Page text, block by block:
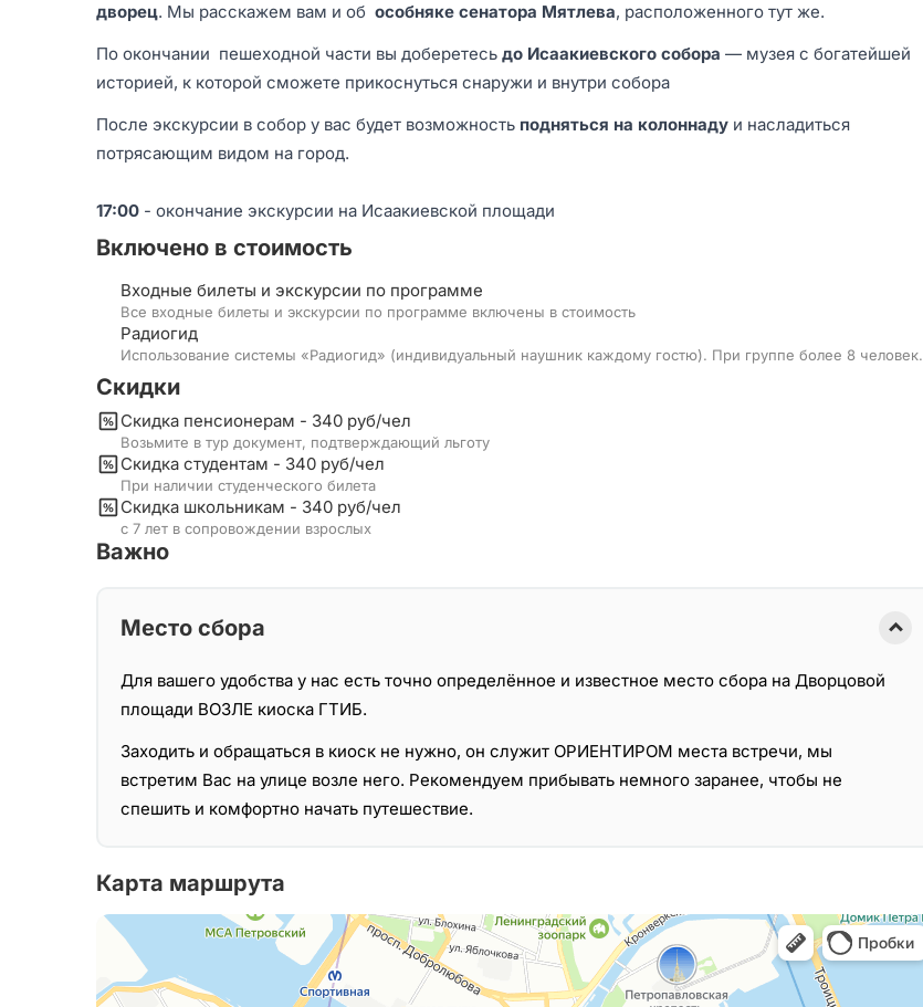
дворец. Мы расскажем вам и об особняке сенатора Мятлева, расположенного тут же.
По окончании пешеходной части вы доберетесь до Исаакиевского собора — музея с богатейшей
историей, к которой сможете прикоснуться снаружи и внутри собора
После экскурсии в собор у вас будет возможность подняться на колоннаду и насладиться
потрясающим видом на город.
17:00 - окончание экскурсии на Исаакиевской площади
Включено в стоимость
Входные билеты и экскурсии по программе
Все входные билеты и экскурсии по программе включены в стоимость
Радиогид
Использование системы «Радиогид» (индивидуальный наушник каждому гостю). При группе более 8 человек.
Скидки
Скидка пенсионерам - 340 руб/чел
Возьмите в тур документ, подтверждающий льготу
Скидка студентам - 340 руб/чел
При наличии студенческого билета
Скидка школьникам - 340 руб/чел
с 7 лет в сопровождении взрослых
Важно
Место сбора
Для вашего удобства у нас есть точно определённое и известное место сбора на Дворцовой
площади ВОЗЛЕ киоска ГТИБ.
Заходить и обращаться в киоск не нужно, он служит ОРИЕНТИРОМ места встречи, мы
встретим Вас на улице возле него. Рекомендуем прибывать немного заранее, чтобы не
спешить и комфортно начать путешествие.
Карта маршрута